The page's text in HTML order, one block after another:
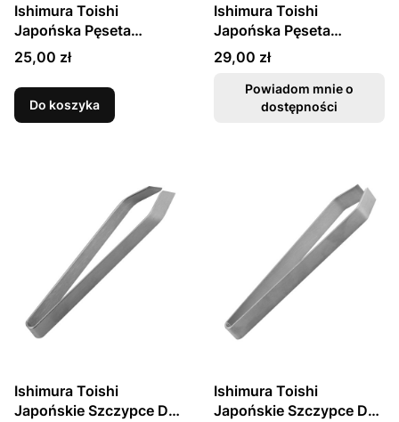
Ishimura Toishi
Japońska Pęseta
Kuchenna Stal
Nierdzewna 20cm MT-
520
Cena
25,00 zł
Do koszyka
Ishimura Toishi
Japońska Pęseta
Kuchenna Stal
Nierdzewna 30cm MT-
Cena
29,00 zł
Powiadom mnie o
dostępności
Ishimura Toishi
Japońskie Szczypce Do
Ishimura Toishi
Japońskie Szczypce Do